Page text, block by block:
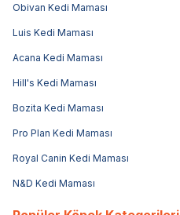
Obivan Kedi Maması
Luis Kedi Maması
Acana Kedi Maması
Hill's Kedi Maması
Bozita Kedi Maması
Pro Plan Kedi Maması
Royal Canin Kedi Maması
N&D Kedi Maması